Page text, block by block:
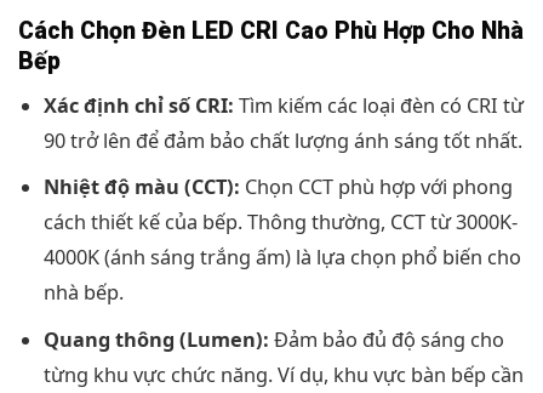
Cách Chọn Đèn LED CRI Cao Phù Hợp Cho Nhà
Bếp
Xác định chỉ số CRI: Tìm kiếm các loại đèn có CRI từ
90 trở lên để đảm bảo chất lượng ánh sáng tốt nhất.
Nhiệt độ màu (CCT): Chọn CCT phù hợp với phong
cách thiết kế của bếp. Thông thường, CCT từ 3000K-
4000K (ánh sáng trắng ấm) là lựa chọn phổ biến cho
nhà bếp.
Quang thông (Lumen): Đảm bảo đủ độ sáng cho
từng khu vực chức năng. Ví dụ, khu vực bàn bếp cần